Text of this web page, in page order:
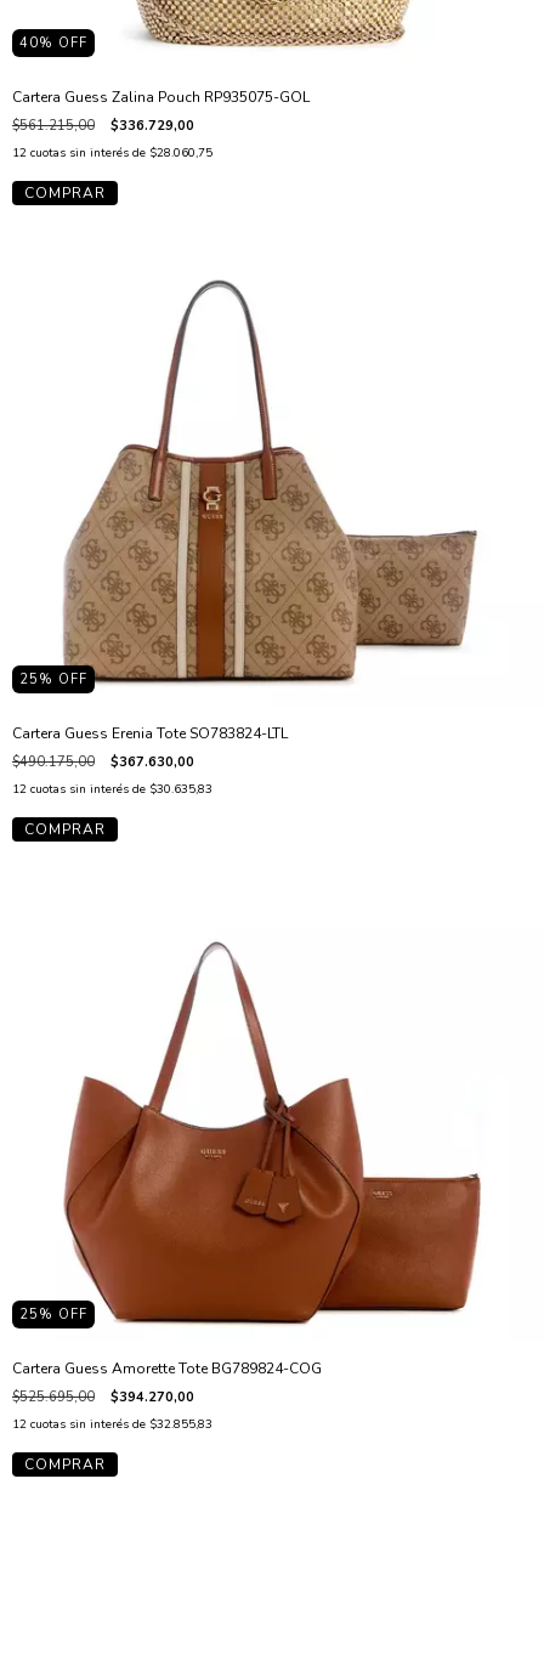
40% OFF
Cartera Guess Zalina Pouch RP935075-GOL
$561.215,00 $336.729,00
12 cuotas sin interés de $28.060,75
25 % OFF
Cartera Guess Erenia Tote SO783824-LTL
$490.175,00 $367.630,00
12 cuotas sin interés de $30.635,83
25 % OFF
Cartera Guess Amorette Tote BG789824-COG
$525.695,00 $394.270,00
12 cuotas sin interés de $32.855,83